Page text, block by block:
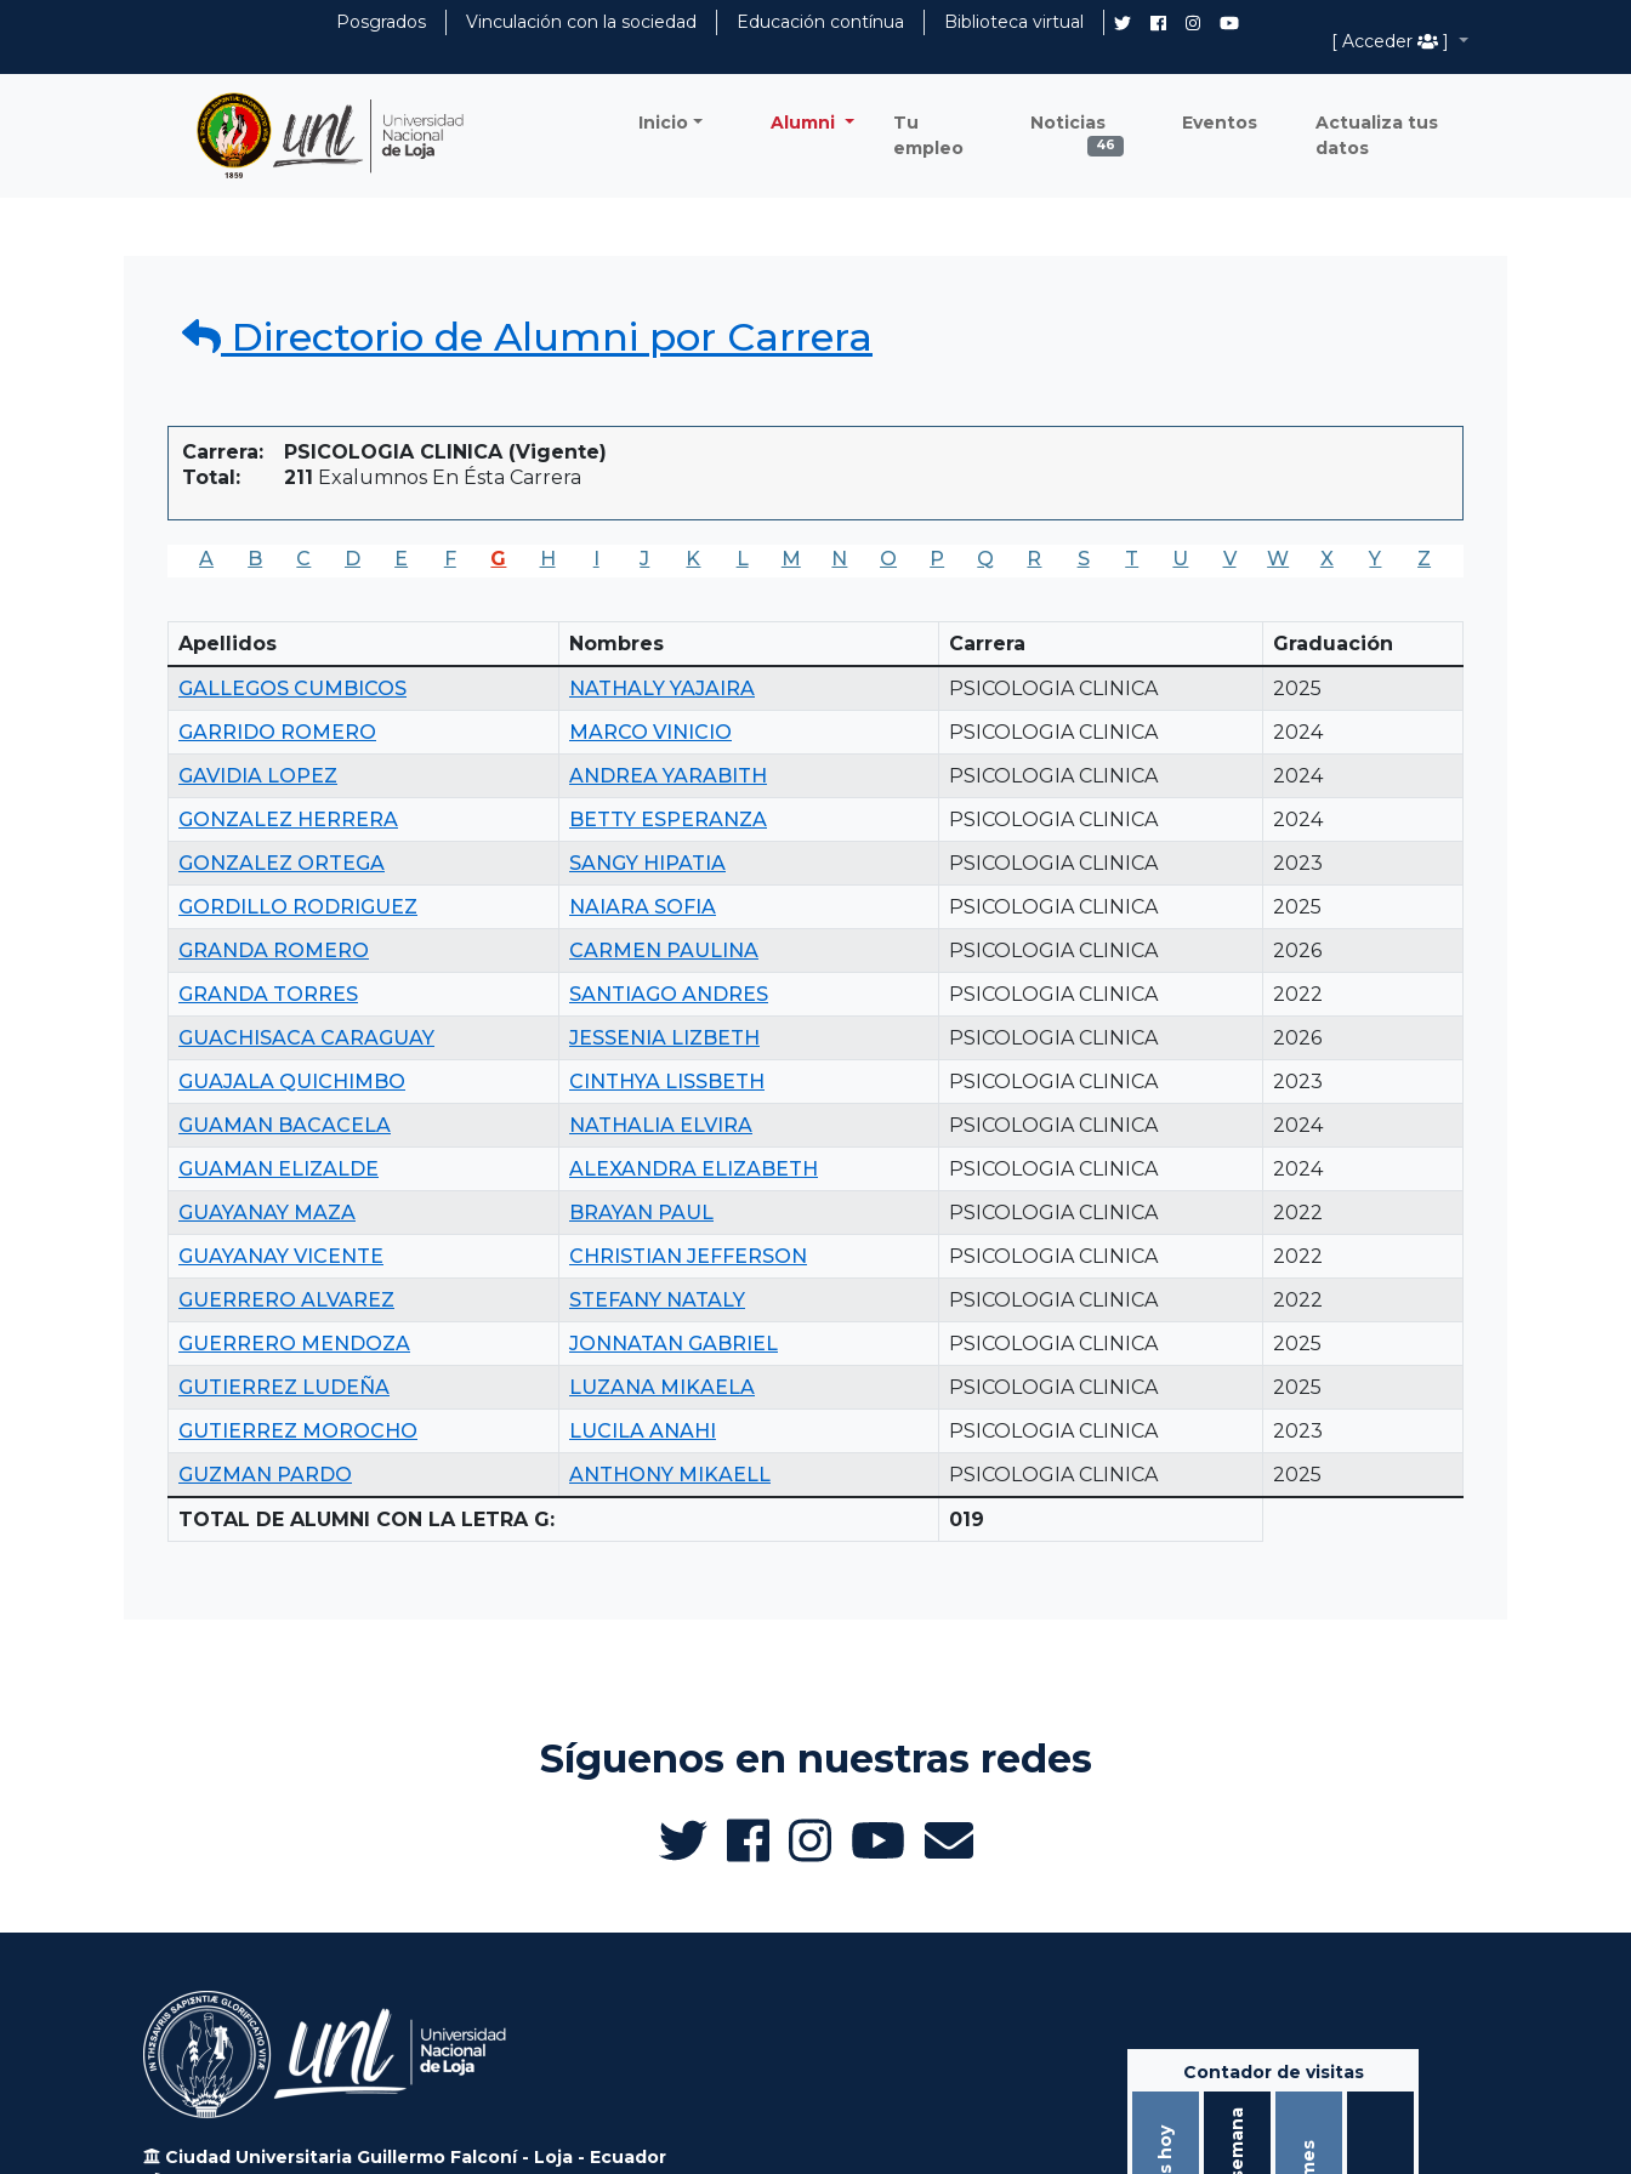
Posgrados Vinculación con la sociedad Educación contínua
Biblioteca virtual
[ Acceder
]
Inicio Alumni
Tu
empleo
Noticias
46
Eventos
Actualiza tus
datos
Directorio de Alumni por Carrera
Carrera:
PSICOLOGIA CLINICA (Vigente)
Total:
211 Exalumnos En Ésta Carrera
A B C D E F G H I J K L M N O P Q R S T U V W X Y Z
Apellidos Nombres Carrera
Graduación
GALLEGOS CUMBICOS
NATHALY YAJAIRA PSICOLOGIA CLINICA
2025
GARRIDO ROMERO
MARCO VINICIO PSICOLOGIA CLINICA
2024
GAVIDIA LOPEZ
ANDREA YARABITH PSICOLOGIA CLINICA
2024
GONZALEZ HERRERA
BETTY ESPERANZA PSICOLOGIA CLINICA
2024
GONZALEZ ORTEGA
SANGY HIPATIA PSICOLOGIA CLINICA
2023
GORDILLO RODRIGUEZ
NAIARA SOFIA PSICOLOGIA CLINICA
2025
GRANDA ROMERO
CARMEN PAULINA PSICOLOGIA CLINICA
2026
GRANDA TORRES
SANTIAGO ANDRES PSICOLOGIA CLINICA
2022
GUACHISACA CARAGUAY
JESSENIA LIZBETH PSICOLOGIA CLINICA
2026
GUAJALA QUICHIMBO
CINTHYA LISSBETH PSICOLOGIA CLINICA
2023
GUAMAN BACACELA
NATHALIA ELVIRA PSICOLOGIA CLINICA
2024
GUAMAN ELIZALDE
ALEXANDRA ELIZABETH PSICOLOGIA CLINICA
2024
GUAYANAY MAZA
BRAYAN PAUL PSICOLOGIA CLINICA
2022
GUAYANAY VICENTE
CHRISTIAN JEFFERSON PSICOLOGIA CLINICA
2022
GUERRERO ALVAREZ
STEFANY NATALY PSICOLOGIA CLINICA
2022
GUERRERO MENDOZA
JONNATAN GABRIEL PSICOLOGIA CLINICA
2025
GUTIERREZ LUDEÑA
LUZANA MIKAELA PSICOLOGIA CLINICA
2025
GUTIERREZ MOROCHO
LUCILA ANAHI PSICOLOGIA CLINICA
2023
GUZMAN PARDO
ANTHONY MIKAELL PSICOLOGIA CLINICA
2025
TOTAL DE ALUMNI CON LA LETRA G:
019
Síguenos en nuestras redes
Ciudad Universitaria Guillermo Falconí - Loja - Ecuador
Contador de visitas